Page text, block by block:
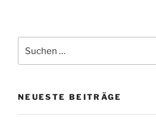
nach:
NEUESTE BEITRÄGE